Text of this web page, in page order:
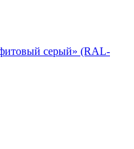
серый» (RAL-